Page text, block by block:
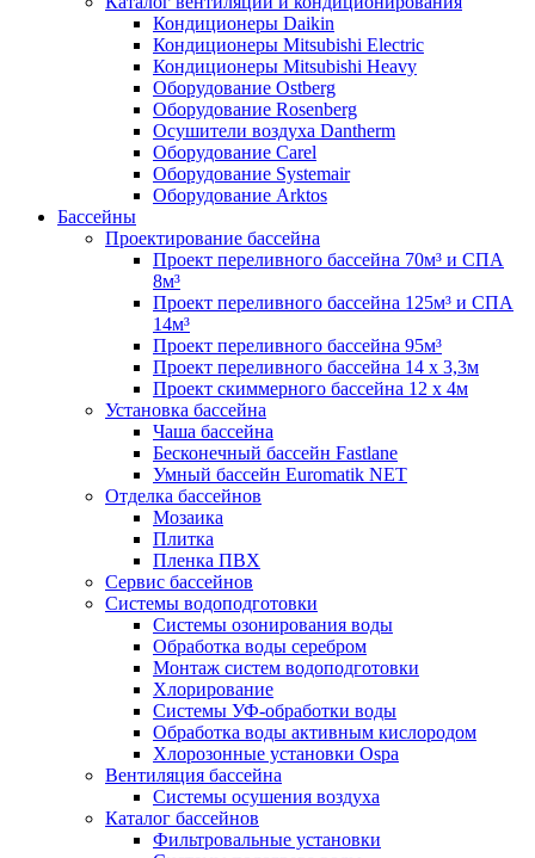
Кондиционеры Daikin
Кондиционеры Mitsubishi Electric
Кондиционеры Mitsubishi Heavy
Оборудование Ostberg
Оборудование Rosenberg
Осушители воздуха Dantherm
Оборудование Carel
Оборудование Systemair
Оборудование Arktos
Бассейны
Проектирование бассейна
Проект переливного бассейна 70м³ и СПА
8м³
Проект переливного бассейна 125м³ и СПА
14м³
Проект переливного бассейна 95м³
Проект переливного бассейна 14 х 3,3м
Проект скиммерного бассейна 12 х 4м
Установка бассейна
Чаша бассейна
Бесконечный бассейн Fastlane
Умный бассейн Euromatik NET
Отделка бассейнов
Мозаика
Плитка
Пленка ПВХ
Сервис бассейнов
Системы водоподготовки
Системы озонирования воды
Обработка воды серебром
Монтаж систем водоподготовки
Хлорирование
Системы УФ-обработки воды
Обработка воды активным кислородом
Хлорозонные установки Ospa
Вентиляция бассейна
Системы осушения воздуха
Каталог бассейнов
Фильтровальные установки